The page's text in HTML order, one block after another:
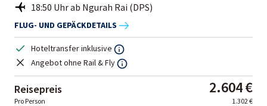
18:50 Uhr ab Ngurah Rai (DPS)
FLUG- UND GEPÄCKDETAILS
Hoteltransfer inklusive
Angebot ohne Rail & Fly
Reisepreis 2.604 €
Pro Person 1.302 €